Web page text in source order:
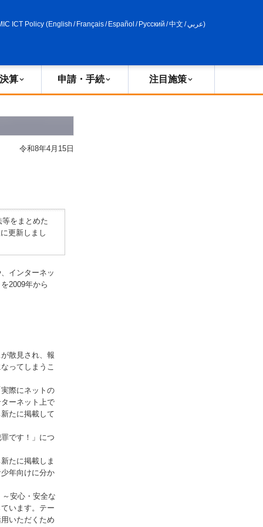
ICT Policy (English / Français/ Español / Русский /中文 /عربي)
算 申請・手続 注目施策
令和8年4月15日
をまとめた
更新しまし
インターネッ
2009年から
散見され、報
ってしまうこ
際にネットの
ーネット上で
たに掲載して
です！」につ
たに掲載しま
年向けに分か
安心・安全な
います。テー
いただくため